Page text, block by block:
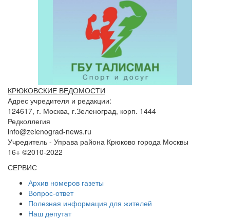
КРЮКОВСКИЕ ВЕДОМОСТИ
Адрес учредителя и редакции:
124617, г. Москва, г.Зеленоград, корп. 1444
Редколлегия
info@zelenograd-news.ru
Учредитель - Управа района Крюково города Москвы
16+ ©2010-2022
СЕРВИС
Архив номеров газеты
Вопрос-ответ
Полезная информация для жителей
Наш депутат